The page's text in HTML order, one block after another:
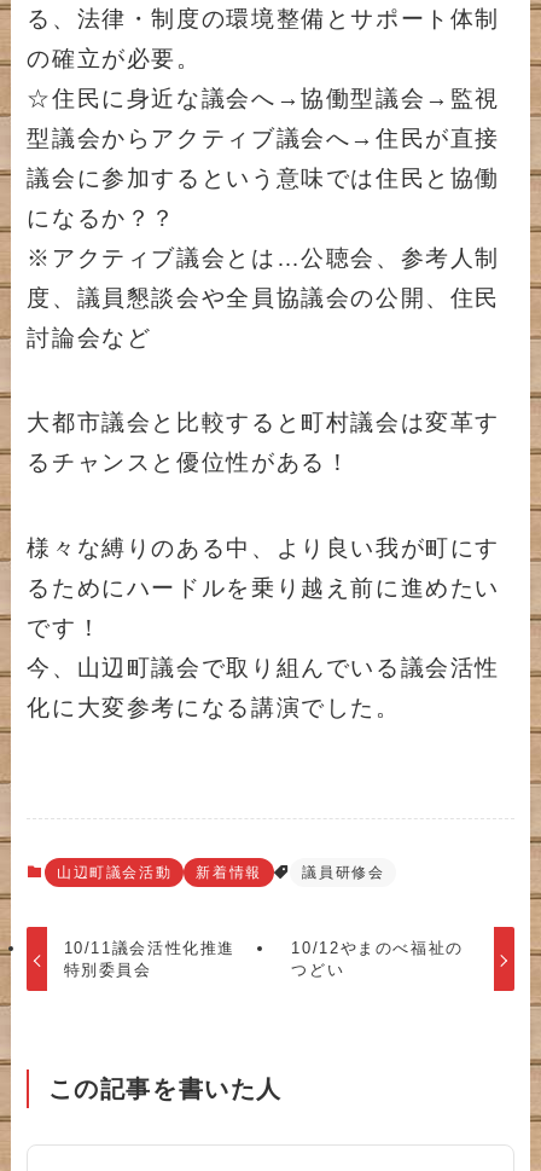
る、法律・制度の環境整備とサポート体制
の確立が必要。
☆住民に身近な議会へ→協働型議会→監視
型議会からアクティブ議会へ→住民が直接
議会に参加するという意味では住民と協働
になるか？？
※アクティブ議会とは…公聴会、参考人制
度、議員懇談会や全員協議会の公開、住民
討論会など
大都市議会と比較すると町村議会は変革す
るチャンスと優位性がある！
様々な縛りのある中、より良い我が町にす
るためにハードルを乗り越え前に進めたい
です！
今、山辺町議会で取り組んでいる議会活性
化に大変参考になる講演でした。
山辺町議会活動 新着情報 議員研修会
10/11議会活性化推進
特別委員会
10/12やまのべ福祉の
つどい
この記事を書いた人